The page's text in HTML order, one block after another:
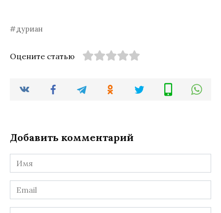
дуриан
Оцените статью
Добавить комментарий
Имя
*
Email
*